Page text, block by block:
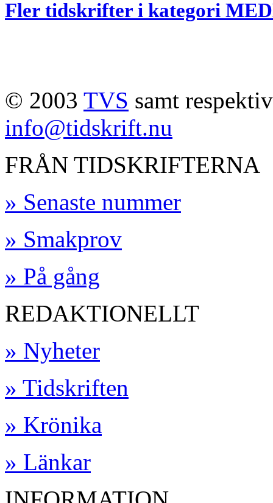
Fler tidskrifter i kategori
© 2003 TVS samt
info@tidskrift.nu
FRÅN TIDSKRIFTERNA
» Senaste nummer
» Smakprov
» På gång
REDAKTIONELLT
» Nyheter
» Tidskriften
» Krönika
» Länkar